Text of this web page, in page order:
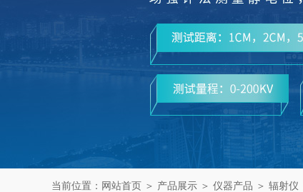
当前位置： 网站首页 ＞ 产品展示 ＞ 仪器产品 ＞ 辐射仪